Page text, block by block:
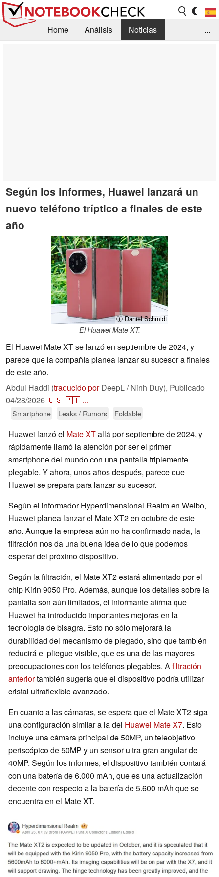
Home Análisis
Noticias
...
Según los informes, Huawei lanzará un
nuevo teléfono tríptico a finales de este
año
ⓘ Daniel Schmidt
El Huawei Mate XT.
El Huawei Mate XT se lanzó en septiembre de 2024, y
parece que la compañía planea lanzar su sucesor a finales
de este año.
Abdul Haddi (traducido porDeepL / Ninh Duy), Publicado
04/28/2026🇺🇸🇵🇹 ...
Smartphone Leaks / Rumors Foldable
Huawei lanzó el Mate XTallá por septiembre de 2024, y
rápidamente llamó la atención por ser el primer
smartphone del mundo con una pantalla triplemente
plegable. Y ahora, unos años después, parece que
Huawei se prepara para lanzar su sucesor.
Según el informador Hyperdimensional Realm en Weibo,
Huawei planea lanzar el Mate XT2 en octubre de este
año. Aunque la empresa aún no ha confirmado nada, la
filtración nos da una buena idea de lo que podemos
esperar del próximo dispositivo.
Según la filtración, el Mate XT2 estará alimentado por el
chip Kirin 9050 Pro. Además, aunque los detalles sobre la
pantalla son aún limitados, el informante afirma que
Huawei ha introducido importantes mejoras en la
tecnología de bisagra. Esto no sólo mejorará la
durabilidad del mecanismo de plegado, sino que también
reducirá el pliegue visible, que es una de las mayores
preocupaciones con los teléfonos plegables. Afiltración
anteriortambién sugería que el dispositivo podría utilizar
cristal ultraflexible avanzado.
En cuanto a las cámaras, se espera que el Mate XT2 siga
una configuración similar a la del Huawei Mate X7. Esto
incluye una cámara principal de 50MP, un teleobjetivo
periscópico de 50MP y un sensor ultra gran angular de
40MP. Según los informes, el dispositivo también contará
con una batería de 6.000 mAh, que es una actualización
decente con respecto a la batería de 5.600 mAh que se
encuentra en el Mate XT.